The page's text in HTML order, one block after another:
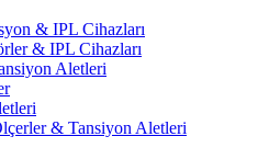
& IPL Cihazları
& IPL Cihazları
Aletleri
& Tansiyon Aletleri